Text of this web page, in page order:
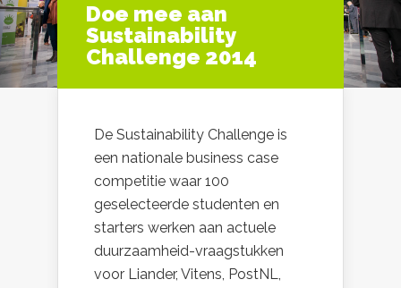
Doe mee aan
Sustainability
Challenge 2014
De Sustainability Challenge is
een nationale business case
competitie waar 100
geselecteerde studenten en
starters werken aan actuele
duurzaamheid-vraagstukken
voor Liander, Vitens, PostNL,